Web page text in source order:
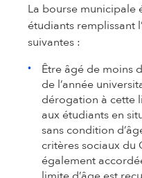
La bourse municipale
étudiants remplissant
suivantes :
Être âgé de moins
de l’année
dérogation à cette
aux étudiants en
sans condition
critères sociaux du
également